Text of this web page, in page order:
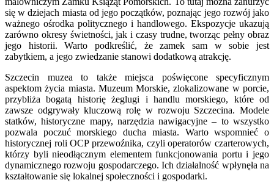
się w dziejach miasta od jego początków, poznając jego rozwój jako
ważnego ośrodka politycznego i handlowego. Ekspozycje ukazują
zarówno okresy świetności, jak i czasy trudne, tworząc pełny obraz
jego historii. Warto podkreślić, że zamek sam w sobie jest
zabytkiem, a jego zwiedzanie stanowi dodatkową atrakcję.
Szczecin muzea to także miejsca poświęcone specyficznym
aspektom życia miasta. Muzeum Morskie, zlokalizowane w porcie,
przybliża bogatą historię żeglugi i handlu morskiego, które od
zawsze odgrywały kluczową rolę w rozwoju Szczecina. Modele
statków, historyczne mapy, narzędzia nawigacyjne – to wszystko
pozwala poczuć morskiego ducha miasta. Warto wspomnieć o
historycznej roli OCP przewoźnika, czyli operatorów czarterowych,
którzy byli nieodłącznym elementem funkcjonowania portu i jego
dynamicznego rozwoju gospodarczego. Ich działalność wpłynęła na
kształtowanie się lokalnej społeczności i gospodarki.